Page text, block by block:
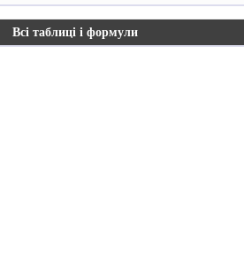
Всі таблиці і формули